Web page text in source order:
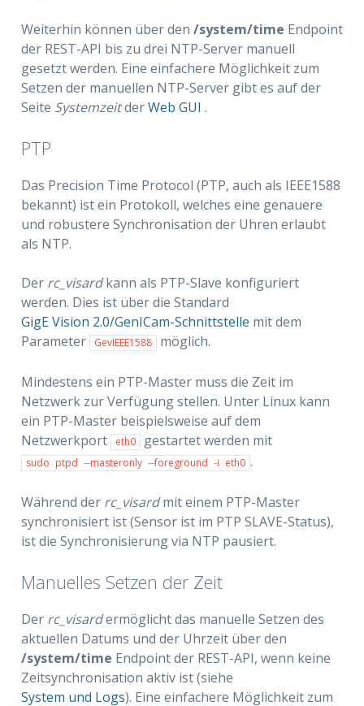
Weiterhin können über den /system/time Endpoint
der REST-API bis zu drei NTP-Server manuell
gesetzt werden. Eine einfachere Möglichkeit zum
Setzen der manuellen NTP-Server gibt es auf der
Seite SystemzeitderWeb GUI .
PTP
Das Precision Time Protocol (PTP, auch als IEEE1588
bekannt) ist ein Protokoll, welches eine genauere
und robustere Synchronisation der Uhren erlaubt
als NTP.
Der rc_visardkann als PTP-Slave konfiguriert
werden. Dies ist über die Standard
GigE Vision 2.0/GenICam-Schnittstelle mit dem
Parameter
GevIEEE1588 möglich.
Mindestens ein PTP-Master muss die Zeit im
Netzwerk zur Verfügung stellen. Unter Linux kann
ein PTP-Master beispielsweise auf dem
Netzwerkport
eth0 gestartet werden mit
sudo ptpd --masteronly --foreground -i eth0 .
Während der rc_visardmit einem PTP-Master
synchronisiert ist (Sensor ist im PTP SLAVE-Status),
ist die Synchronisierung via NTP pausiert.
Manuelles Setzen der Zeit
Der rc_visardermöglicht das manuelle Setzen des
aktuellen Datums und der Uhrzeit über den
/system/time Endpoint der REST-API, wenn keine
Zeitsynchronisation aktiv ist (siehe
System und Logs). Eine einfachere Möglichkeit zum